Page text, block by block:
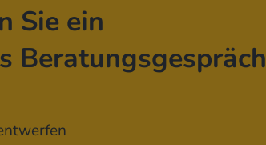
Sie ein
Beratungsgespräch